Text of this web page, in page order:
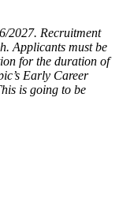
2027. Recruitment
Applicants must be
for the duration of
Early Career
is going to be